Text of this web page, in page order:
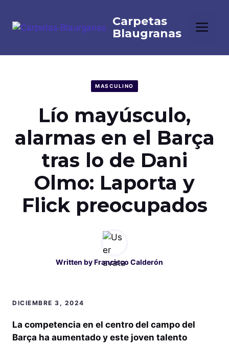
contenido
MASCULINO
Lío mayúsculo,
alarmas en el Barça
tras lo de Dani
Olmo: Laporta y
Flick preocupados
Written byFrancisco Calderón
DICIEMBRE 3, 2024
La competencia en el centro del campo del
Barça ha aumentado y este joven talento